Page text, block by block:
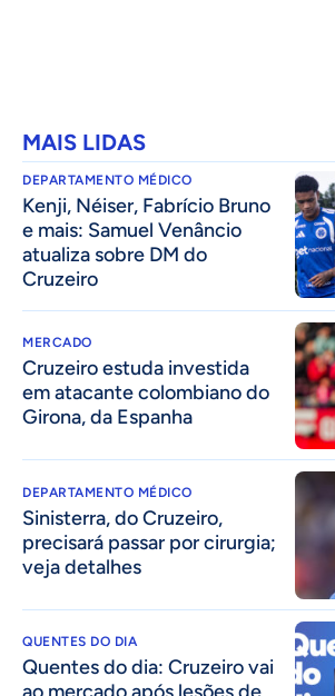
MAIS LIDAS
DEPARTAMENTO MÉDICO
Kenji, Néiser, Fabrício Bruno
e mais: Samuel Venâncio
atualiza sobre DM do
Cruzeiro
MERCADO
Cruzeiro estuda investida
em atacante colombiano do
Girona, da Espanha
DEPARTAMENTO MÉDICO
Sinisterra, do Cruzeiro,
precisará passar por cirurgia;
veja detalhes
QUENTES DO DIA
Quentes do dia: Cruzeiro vai